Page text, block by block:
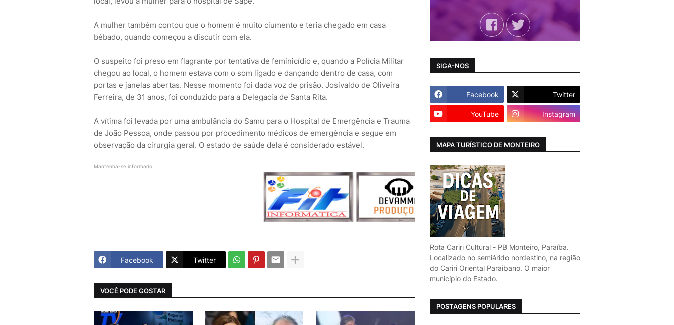
A mulher também contou que o homem é muito ciumento e teria chegado em casa
bêbado, quando começou a discutir com ela.
O suspeito foi preso em flagrante por tentativa de feminicídio e, quando a Polícia Militar
chegou ao local, o homem estava com o som ligado e dançando dentro de casa, com
portas e janelas abertas. Nesse momento foi dada voz de prisão. Josivaldo de Oliveira
Ferreira, de 31 anos, foi conduzido para a Delegacia de Santa Rita.
A vítima foi levada por uma ambulância do Samu para o Hospital de Emergência e Trauma
de João Pessoa, onde passou por procedimento médicos de emergência e segue em
observação da cirurgia geral. O estado de saúde dela é considerado estável.
Mantenha-se informado
Facebook Twitter
VOCÊ PODE GOSTAR
SIGA-NOS
Facebook Twitter
YouTube Instagram
MAPA TURÍSTICO DE MONTEIRO
Rota Cariri Cultural - PB Monteiro, Paraíba.
Localizado no semiárido nordestino, na região
do Cariri Oriental Paraibano. O maior
município do Estado.
POSTAGENS POPULARES